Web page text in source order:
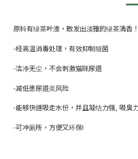
原料有绿茶叶渣，散发出淡雅的绿茶清香
-经高温消毒处理，有效抑制细菌
-洁净无尘，不会刺激猫咪尿道
-减低患尿道炎风险
-能够快速吸走水份，并且凝结力强, 吸臭
-可冲厕所，方便又环保!